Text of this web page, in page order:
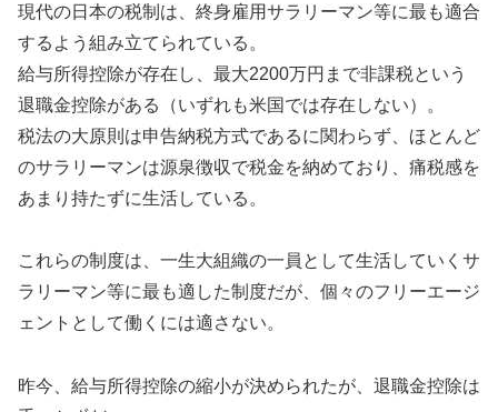
現代の日本の税制は、終身雇用サラリーマン等に最も適合
するよう組み立てられている。
給与所得控除が存在し、最大2200万円まで非課税という
退職金控除がある（いずれも米国では存在しない）。
税法の大原則は申告納税方式であるに関わらず、ほとんど
のサラリーマンは源泉徴収で税金を納めており、痛税感を
あまり持たずに生活している。
これらの制度は、一生大組織の一員として生活していくサ
ラリーマン等に最も適した制度だが、個々のフリーエージ
ェントとして働くには適さない。
昨今、給与所得控除の縮小が決められたが、退職金控除は